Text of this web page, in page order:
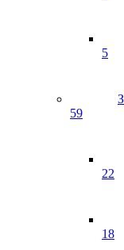
5
59
22
18